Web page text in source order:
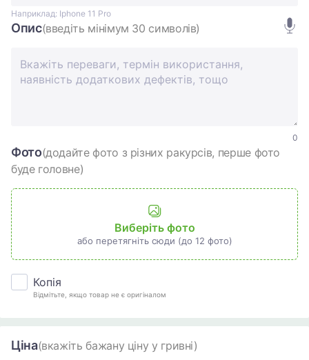
Наприклад: Iphone 11 Pro
Опис(введіть мінімум 30 символів)
0
Фото(додайте фото з різних ракурсів, перше фото
буде головне)
Виберіть фото
або перетягніть сюди (до 12 фото)
Копія
Відмітьте, якщо товар не є оригіналом
Ціна(вкажіть бажану ціну у гривні)